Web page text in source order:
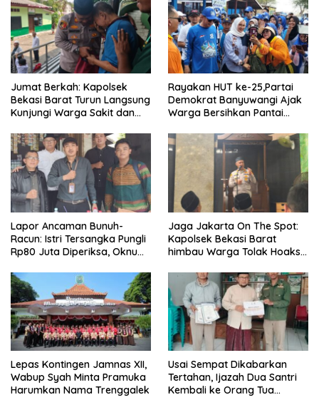
Jumat Berkah: Kapolsek
Bekasi Barat Turun Langsung
Kunjungi Warga Sakit dan
Rayakan HUT ke-25,Partai
Demokrat Banyuwangi Ajak
Warga Bersihkan Pantai
Lapor Ancaman Bunuh-
Racun: Istri Tersangka Pungli
Rp80 Juta Diperiksa, Oknum
Disdagperin
Jaga Jakarta On The Spot:
Kapolsek Bekasi Barat
himbau Warga Tolak Hoaks
Sholat Jumat
Lepas Kontingen Jamnas XII,
Wabup Syah Minta Pramuka
Harumkan Nama Trenggalek
Usai Sempat Dikabarkan
Tertahan, Ijazah Dua Santri
Kembali ke Orang Tua